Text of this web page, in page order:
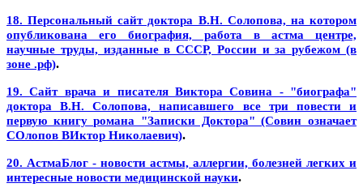
18. Персональный сайт доктора В.Н. Солопова, на котором
опубликована его биография, работа в астма центре,
научные труды, изданные в СССР, России и за рубежом (в
зоне .рф).
19. Сайт врача и писателя Виктора Совина - "биографа"
доктора В.Н. Солопова,написавшего все три повести и
первую книгу романа "Записки Доктора" (Совин означает
СОлопов ВИктор Николаевич).
20. АстмаБлог - новости астмы, аллергии, болезней легких и
интересные новости медицинской науки.